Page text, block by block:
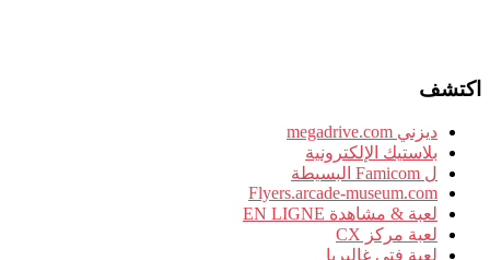
اكتشف
ديزني megadrive.com
بلاستيك الإلكترونية
ل Famicom البسيطة
Flyers.arcade-museum.com
لعبة & مشاهدة EN LIGNE
لعبة مركز CX
لعبة فتى غاليريا